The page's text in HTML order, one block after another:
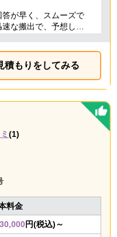
が早く、スムーズで
な搬出で、予想して
かある時はまた依頼
もりをしてみる
(1)
料金
30,000円(税込)～